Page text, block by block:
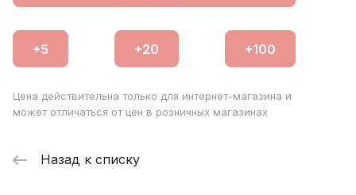
Цена действительна только для интернет-магазина и
может отличаться от цен в розничных магазинах
Назад к списку